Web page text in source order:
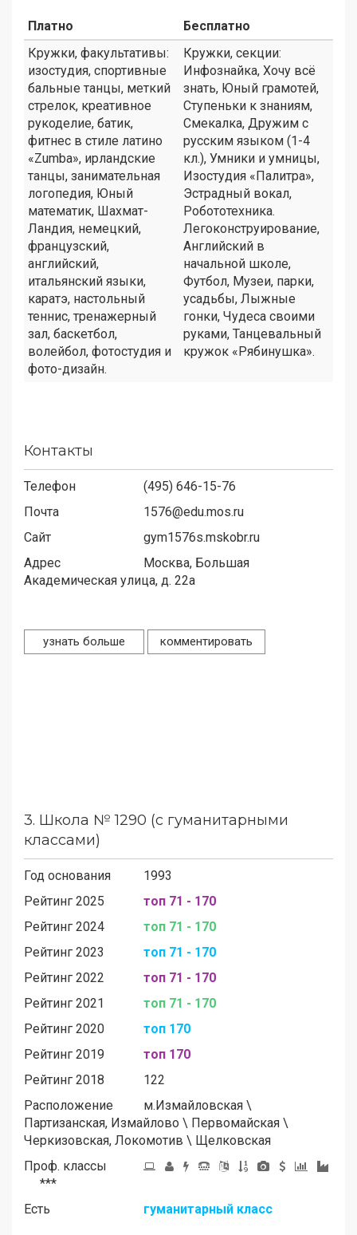
Платно
Бесплатно
Кружки, факультативы:
изостудия, спортивные
бальные танцы, меткий
стрелок, креативное
рукоделие, батик,
фитнес в стиле латино
«Zumba», ирландские
танцы, занимательная
логопедия, Юный
математик, Шахмат-
Ландия, немецкий,
французский,
английский,
итальянский языки,
каратэ, настольный
теннис, тренажерный
зал, баскетбол,
волейбол, фотостудия и
фото-дизайн.
Кружки, секции:
Инфознайка, Хочу всё
знать, Юный грамотей,
Ступеньки к знаниям,
Смекалка, Дружим с
русским языком (1-4
кл.), Умники и умницы,
Изостудия «Палитра»,
Эстрадный вокал,
Робототехника.
Легоконструирование,
Английский в
начальной школе,
Футбол, Музеи, парки,
усадьбы, Лыжные
гонки, Чудеса своими
руками, Танцевальный
кружок «Рябинушка».
Контакты
Телефон
(495) 646-15-76
Почта
1576@edu.mos.ru
Сайт
gym1576s.mskobr.ru
Адрес
Москва, Большая
Академическая улица, д. 22а
узнать больше комментировать
3. Школа № 1290 (с гуманитарными
классами)
Год основания
1993
Рейтинг 2025
топ 71 - 170
Рейтинг 2024
топ 71 - 170
Рейтинг 2023
топ 71 - 170
Рейтинг 2022
топ 71 - 170
Рейтинг 2021
топ 71 - 170
Рейтинг 2020
топ 170
Рейтинг 2019
топ 170
Рейтинг 2018
122
Расположение
м.Измайловская \
Партизанская, Измайлово \ Первомайская \
Черкизовская, Локомотив \ Щелковская
Проф. классы
***
Есть
гуманитарный класс